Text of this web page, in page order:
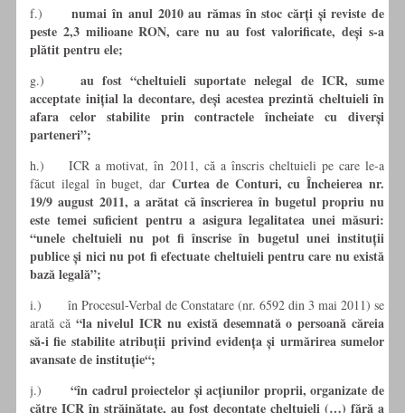
f.)
numai în anul 2010 au rămas în stoc cărți și reviste de
peste 2,3 milioane RON, care nu au fost valorificate, deși s-a
plătit pentru ele;
g.) au fost “cheltuieli suportate nelegal de ICR, sume
acceptate inițial la decontare, deși acestea prezintă cheltuieli în
afara celor stabilite prin contractele încheiate cu diverși
parteneri”;
h.) ICR a motivat, în 2011, că a înscris cheltuieli pe care le-a
făcut ilegal în buget, dar Curtea de Conturi, cu Încheierea nr.
19/9 august 2011, a arătat că înscrierea în bugetul propriu nu
este temei suficient pentru a asigura legalitatea unei măsuri:
“unele cheltuieli nu pot fi înscrise în bugetul unei instituții
publice și nici nu pot fi efectuate cheltuieli pentru care nu există
bază legală”;
i.) în Procesul-Verbal de Constatare (nr. 6592 din 3 mai 2011) se
arată că “la nivelul ICR nu există desemnată o persoană căreia
să-i fie stabilite atribuții privind evidența și urmărirea sumelor
avansate de instituție“;
j.)
“în cadrul proiectelor și acțiunilor proprii, organizate de
către ICR în străinătate, au fost decontate cheltuieli (…) fără a